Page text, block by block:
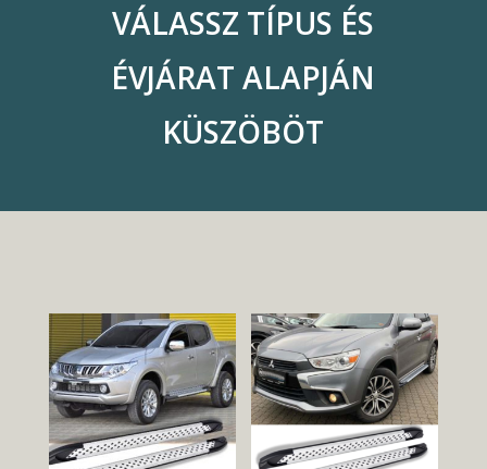
VÁLASSZ TÍPUS ÉS
ÉVJÁRAT ALAPJÁN
KÜSZÖBÖT